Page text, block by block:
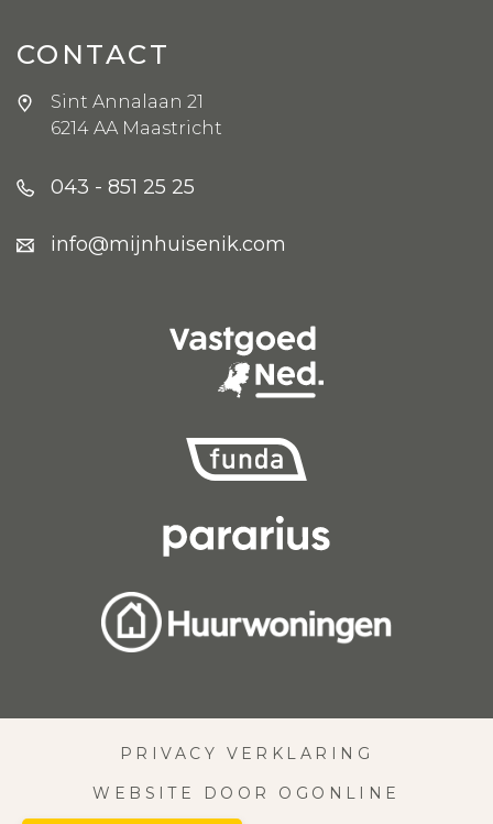
CONTACT
Sint Annalaan 21
6214 AA Maastricht
043 - 851 25 25
info@mijnhuisenik.com
PRIVACY VERKLARING
WEBSITE DOOR OGONLINE